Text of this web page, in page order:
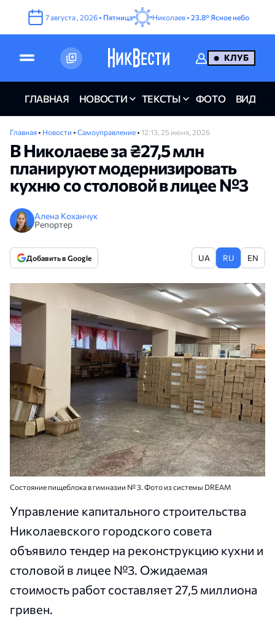
7августа , 2026 • Пятница Николаев • 23.8° Ясное небо
КЛУБ
ГЛАВНАЯ НОВОСТИ ТЕКСТЫ ФОТО ВИДЕО
Главная • Новости • Самоуправление • 12:13, 25 июня, 2026
В Николаеве за ₴27,5 млн
планируют модернизировать
кухню со столовой в лицее №3
Алена Коханчук
Репортер
Добавить в Google UA RU EN
Состояние пищеблока в гимназии № 3. Фото из системы DREAM
Управление капитального строительства
Николаевского городского совета
объявило тендер на реконструкцию кухни и
столовой в лицее №3. Ожидаемая
стоимость работ составляет 27,5 миллиона
гривен.